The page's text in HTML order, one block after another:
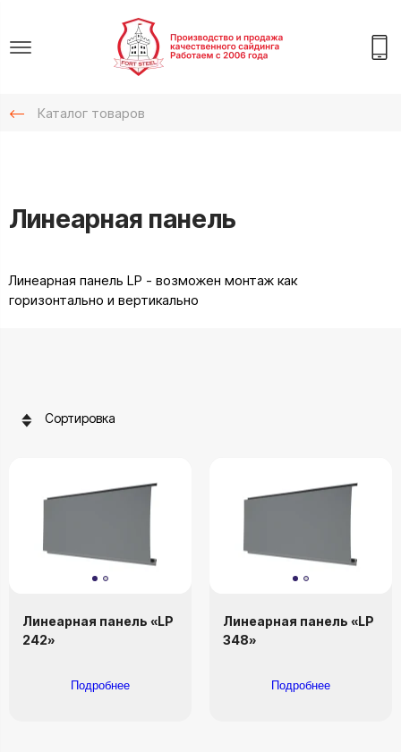
Каталог товаров
Линеарная панель
Линеарная панель LP - возможен монтаж как
горизонтально и вертикально
Сортировка
Линеарная панель «LP
242»
Подробнее
Линеарная панель «LP
348»
Подробнее